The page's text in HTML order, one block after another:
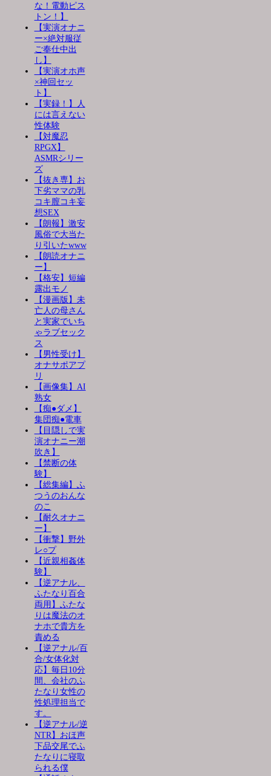
な！電動ピス
トン！】
【実演オナニ
ー×絶対服従
ご奉仕中出
し】
【実演オホ声
×神回セッ
ト】
【実録！】人
には言えない
性体験
【対魔忍
RPGX】
ASMRシリー
ズ
【抜き専】お
下劣ママの乳
コキ膣コキ妄
想SEX
【朗報】激安
風俗で大当た
り引いたwww
【朗読オナニ
ー】
【格安】短編
露出モノ
【漫画版】未
亡人の母さん
と実家でいち
ゃラブセック
ス
【男性受け】
オナサポアプ
リ
【画像集】AI
熟女
【痴●ダメ】
集団痴●電車
【目隠しで実
演オナニー潮
吹き】
【禁断の体
験】
【総集編】ふ
つうのおんな
のこ
【耐久オナニ
ー】
【衝撃】野外
レ○プ
【近親相姦体
験】
【逆アナル、
ふたなり百合
両用】ふたな
りは魔法のオ
ナホで貴方を
責める
【逆アナル/百
合/女体化対
応】毎日10分
間、会社のふ
たなり女性の
性処理担当で
す。
【逆アナル/逆
NTR】おほ声
下品交尾でふ
たなりに寝取
られる僕